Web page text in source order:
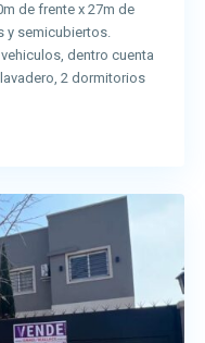
de frente x 27m de
y semicubiertos.
dentro cuenta
2 dormitorios